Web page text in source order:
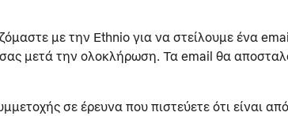
με την Ethnio για να στείλουμε ένα
μετά την ολοκλήρωση. Τα email θα
σε έρευνα που πιστεύετε ότι είναι